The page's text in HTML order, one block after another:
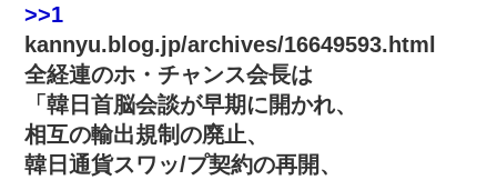
>>1
kannyu.blog.jp/archives/16649593.html
全経連のホ・チャンス会長は
「韓日首脳会談が早期に開かれ、
相互の輸出規制の廃止、
韓日通貨スワッ/プ契約の再開、